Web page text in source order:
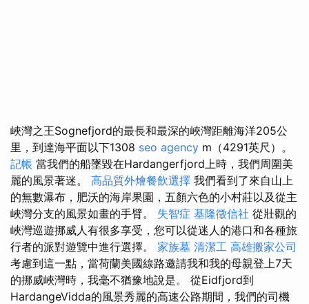
峽灣之王Sognefjord的最長和最深的峽灣距離海洋205公
里，到達海平面以下1308 seo agency m（4291英尺）。
記帳 當我們的船墜毀在Hardangerfjord上時，我們周圍美
麗的風景著迷。 高品質外燴餐飲選擇 我們看到了來自山上
的無數瀑布，肥沃的海岸果園，五顏六色的小村莊以及從主
峽灣分支的風景如畫的手臂。 失智症 基隆徵信社 從壯觀的
峽灣巡遊挪威人有很多享受，您可以從迷人的港口和各種旅
行者的派對遊覽中進行選擇。 家族墓 清潔工 高雄搬家公司
考慮到這一點，當荷蘭美國線路邀請我和我的母親登上7天
的挪威峽灣時，我毫不猶豫地說是。 從Eidfjord到
HardangeVidda的風景秀麗的高速公路期間，我們的司機